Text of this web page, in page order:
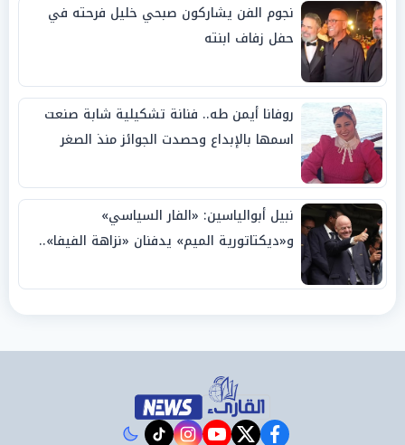
نجوم الفن يشاركون صبحي خليل فرحته في
حفل زفاف ابنته
روفانا أيمن طه.. فنانة تشكيلية شابة صنعت
اسمها بالإبداع وحصدت الجوائز منذ الصغر
نبيل أبوالياسين: «الفار السياسي»
و«ديكتاتورية الميم» يدفنان «نزاهة الفيفا»..